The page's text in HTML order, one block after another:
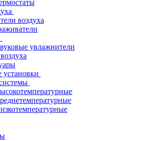
воздуха
увлажнители